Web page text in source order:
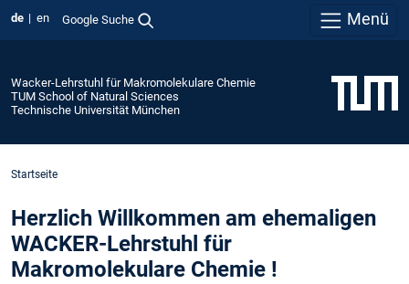
de en Google Suche Menü
Wacker-Lehrstuhl für Makromolekulare Chemie
TUM School of Natural Sciences
Technische Universität München
Startseite
Herzlich Willkommen am ehemaligen
WACKER-Lehrstuhl für
Makromolekulare Chemie !